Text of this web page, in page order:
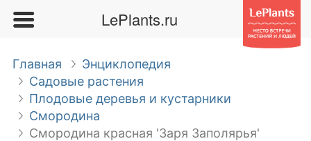
LePlants.ru
Главная
Энциклопедия
Садовые растения
Плодовые деревья и кустарники
Смородина
Смородина красная 'Заря Заполярья'